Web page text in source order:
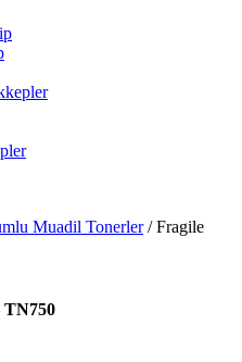
Muadil Tonerler/ Fragile
TN750